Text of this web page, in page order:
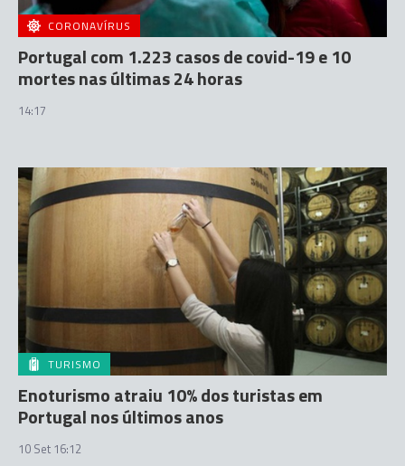
CORONAVÍRUS
Portugal com 1.223 casos de covid-19 e 10
mortes nas últimas 24 horas
14:17
TURISMO
Enoturismo atraiu 10% dos turistas em
Portugal nos últimos anos
10 Set 16:12